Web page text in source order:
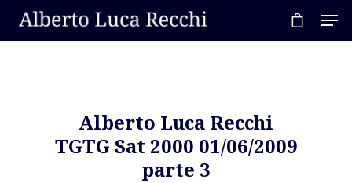
Alberto Luca Recchi
TGTG Sat 2000 01/06/2009
parte 3